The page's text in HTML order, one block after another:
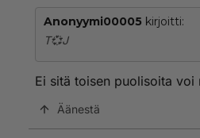
Anonyymi00005 kirjoitti:
T💞J
Ei sitä toisen puolisoita voi
Äänestä